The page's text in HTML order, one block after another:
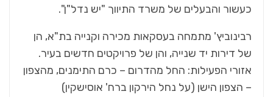
כעשור והבעלים של משרד התיווך "יש נדל"ן".
רבינוביץ' מתמחה בעסקאות מכירה וקנייה בת"א, הן
של דירות יד שנייה, והן של פרויקטים חדשים בעיר.
אזורי הפעילות: החל מהדרום – כרם התימנים, מהצפון
– הצפון הישן (על נחל הירקון ברח' אוסישקין)